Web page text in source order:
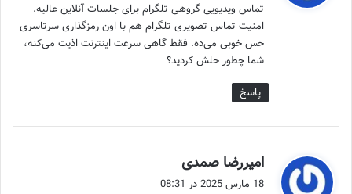
:
تماس ویدیویی گروهی تلگرام برای جلسات آنلاین عالیه.
امنیت تماس تصویری تلگرام هم با اون رمزگذاری سرتاسری
حس خوبی می‌ده. فقط گاهی سرعت اینترنت اذیت می‌کنه،
شما چطور حلش کردید؟
پاسخ
امیررضا صمدی
ف
18 مارس 2025 در 08:31